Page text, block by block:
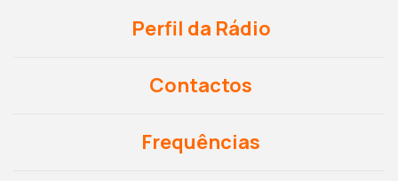
Perfil da Rádio
Contactos
Frequências